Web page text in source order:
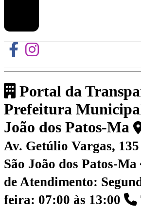
Portal da
Prefeitura
João dos Patos-Ma
Av. Getúlio Vargas,
São João dos Patos-Ma
de Atendimento:
feira: 07:00 às 13:00